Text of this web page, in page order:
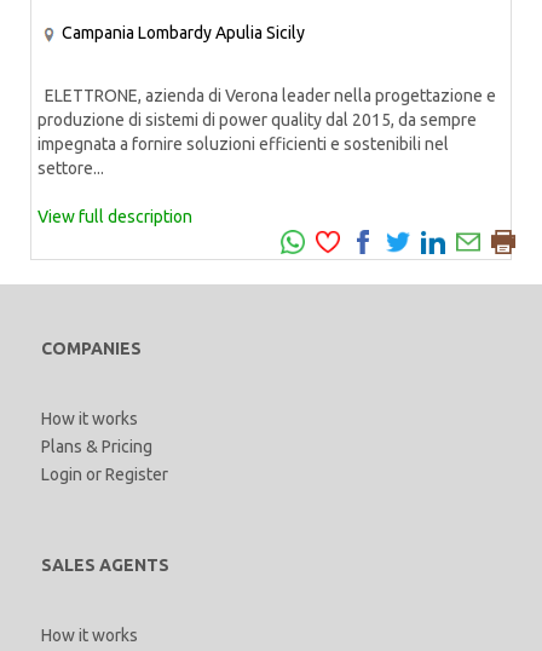
Campania LombardyApulia Sicily
ELETTRONE, azienda di Verona leader nella progettazione e
produzione di sistemi di power quality dal 2015, da sempre
impegnata a fornire soluzioni efficienti e sostenibili nel
settore...
View full description
COMPANIES
How it works
Plans & Pricing
Login orRegister
SALES AGENTS
How it works